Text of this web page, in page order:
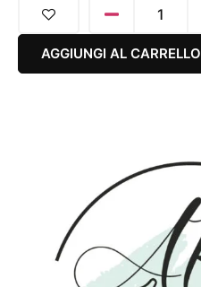
AGGIUNGI AL CARRELLO